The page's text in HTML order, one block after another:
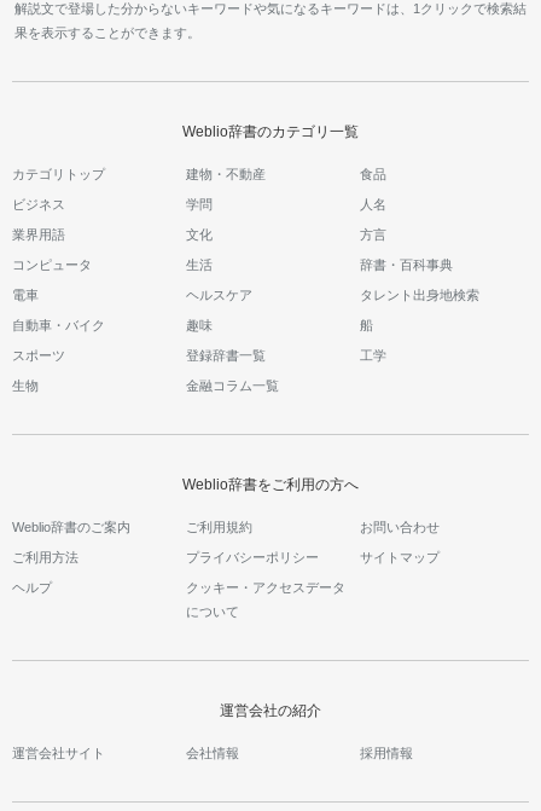
解説文で登場した分からないキーワードや気になるキーワードは、1クリックで検索結
果を表示することができます。
Weblio辞書のカテゴリ一覧
カテゴリトップ 建物・不動産 食品
ビジネス 学問 人名
業界用語 文化 方言
コンピュータ 生活 辞書・百科事典
電車 ヘルスケア タレント出身地検索
自動車・バイク 趣味 船
スポーツ 登録辞書一覧 工学
生物 金融コラム一覧
Weblio辞書をご利用の方へ
Weblio辞書のご案内 ご利用規約 お問い合わせ
ご利用方法 プライバシーポリシー サイトマップ
ヘルプ
クッキー・アクセスデータ
について
運営会社の紹介
運営会社サイト 会社情報 採用情報